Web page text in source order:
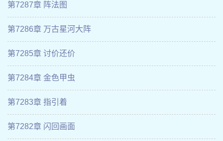
第7287章 阵法图
第7286章 万古星河大阵
第7285章 讨价还价
第7284章 金色甲虫
第7283章 指引着
第7282章 闪回画面